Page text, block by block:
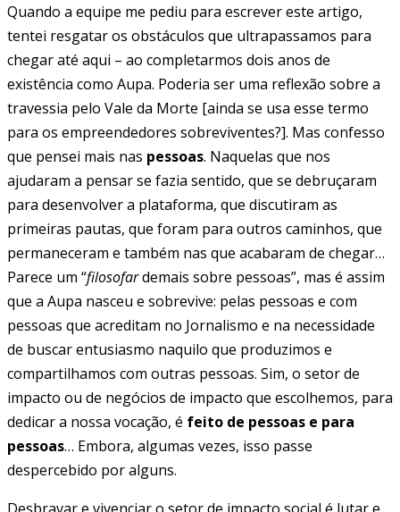
Quando a equipe me pediu para escrever este artigo,
tentei resgatar os obstáculos que ultrapassamos para
chegar até aqui – ao completarmos dois anos de
existência como Aupa. Poderia ser uma reflexão sobre a
travessia pelo Vale da Morte [ainda se usa esse termo
para os empreendedores sobreviventes?]. Mas confesso
que pensei mais nas pessoas. Naquelas que nos
ajudaram a pensar se fazia sentido, que se debruçaram
para desenvolver a plataforma, que discutiram as
primeiras pautas, que foram para outros caminhos, que
permaneceram e também nas que acabaram de chegar…
Parece um “filosofardemais sobre pessoas”, mas é assim
que a Aupa nasceu e sobrevive: pelas pessoas e com
pessoas que acreditam no Jornalismo e na necessidade
de buscar entusiasmo naquilo que produzimos e
compartilhamos com outras pessoas. Sim, o setor de
impacto ou de negócios de impacto que escolhemos, para
dedicar a nossa vocação, é feito de pessoas e para
pessoas… Embora, algumas vezes, isso passe
despercebido por alguns.